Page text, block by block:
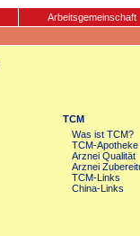
Arbeitsgemeinschaft
TCM
Was ist TCM?
TCM-
Arznei Qualität
Arznei
TCM-Links
China-Links